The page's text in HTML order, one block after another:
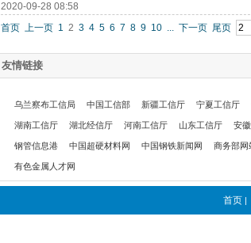
2020-09-28 08:58
首页 上一页 1 2 3 4 5 6 7 8 9 10 ... 下一页 尾页
友情链接
乌兰察布工信局 中国工信部 新疆工信厅 宁夏工信厅
湖南工信厅 湖北经信厅 河南工信厅 山东工信厅 安
钢管信息港 中国超硬材料网 中国钢铁新闻网 商务部网
有色金属人才网
首页 |